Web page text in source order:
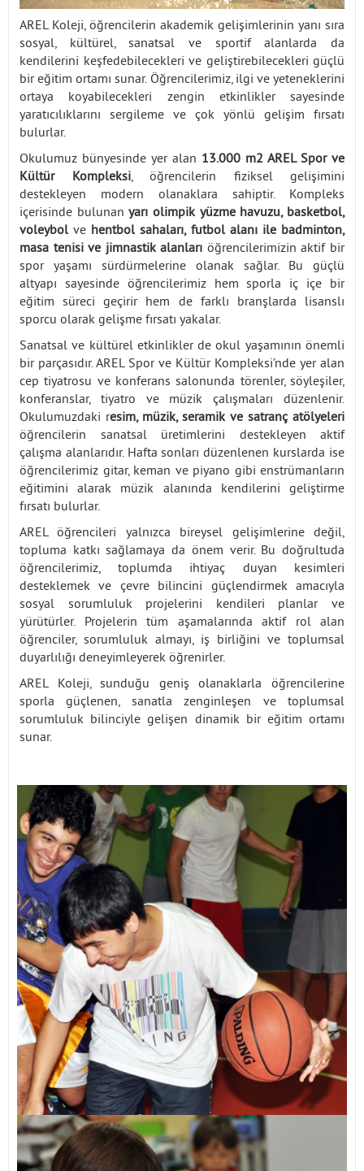
AREL Koleji, öğrencilerin akademik gelişimlerinin yanı sıra
sosyal, kültürel, sanatsal ve sportif alanlarda da
kendilerini keşfedebilecekleri ve geliştirebilecekleri güçlü
bir eğitim ortamı sunar. Öğrencilerimiz, ilgi ve yeteneklerini
ortaya koyabilecekleri zengin etkinlikler sayesinde
yaratıcılıklarını sergileme ve çok yönlü gelişim fırsatı
bulurlar.
Okulumuz bünyesinde yer alan 13.000 m2 AREL Spor ve
Kültür Kompleksi, öğrencilerin fiziksel gelişimini
destekleyen modern olanaklara sahiptir. Kompleks
içerisinde bulunanyarı olimpik yüzme havuzu, basketbol,
voleybolve hentbol sahaları, futbol alanı ile badminton,
masa tenisi ve jimnastik alanları öğrencilerimizin aktif bir
spor yaşamı sürdürmelerine olanak sağlar. Bu güçlü
altyapı sayesinde öğrencilerimiz hem sporla iç içe bir
eğitim süreci geçirir hem de farklı branşlarda lisanslı
sporcu olarak gelişme fırsatı yakalar.
Sanatsal ve kültürel etkinlikler de okul yaşamının önemli
bir parçasıdır. AREL Spor ve Kültür Kompleksi’nde yer alan
cep tiyatrosu ve konferans salonunda törenler, söyleşiler,
konferanslar, tiyatro ve müzik çalışmaları düzenlenir.
Okulumuzdaki resim, müzik, seramik ve satranç atölyeleri
öğrencilerin sanatsal üretimlerini destekleyen aktif
çalışma alanlarıdır. Hafta sonları düzenlenen kurslarda ise
öğrencilerimiz gitar, keman ve piyano gibi enstrümanların
eğitimini alarak müzik alanında kendilerini geliştirme
fırsatı bulurlar.
AREL öğrencileri yalnızca bireysel gelişimlerine değil,
topluma katkı sağlamaya da önem verir. Bu doğrultuda
öğrencilerimiz, toplumda ihtiyaç duyan kesimleri
desteklemek ve çevre bilincini güçlendirmek amacıyla
sosyal sorumluluk projelerini kendileri planlar ve
yürütürler. Projelerin tüm aşamalarında aktif rol alan
öğrenciler, sorumluluk almayı, iş birliğini ve toplumsal
duyarlılığı deneyimleyerek öğrenirler.
AREL Koleji, sunduğu geniş olanaklarla öğrencilerine
sporla güçlenen, sanatla zenginleşen ve toplumsal
sorumluluk bilinciyle gelişen dinamik bir eğitim ortamı
sunar.